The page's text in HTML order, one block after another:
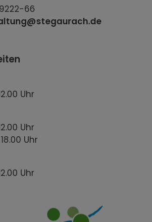
66
Uhr
Uhr
Uhr
Uhr